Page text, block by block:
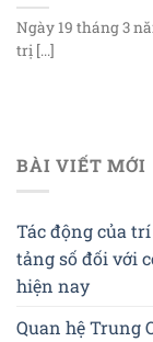
Ngày 19 tháng 3
trị [...]
BÀI VIẾT MỚI
Tác động của
tảng số đối với
hiện nay
Quan hệ Trung